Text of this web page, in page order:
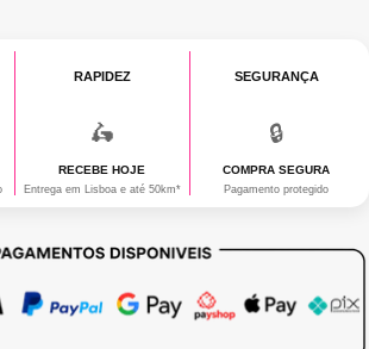
RAPIDEZ
🛵
RECEBE HOJE
Entrega em Lisboa e até 50km*
SEGURANÇA
🔒
COMPRA SEGURA
Pagamento protegido